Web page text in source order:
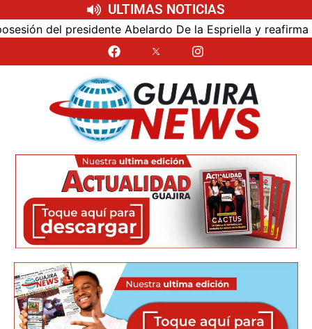
ULTIMAS NOTICIAS
del presidente Abelardo De la Espriella y reafirma su